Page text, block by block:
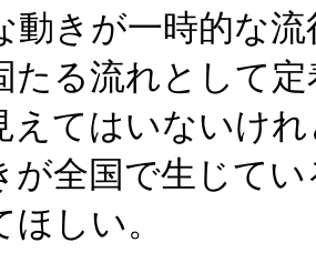
動きが一時的な
たる流れとして
えてはいないけ
が全国で生じて
しい。